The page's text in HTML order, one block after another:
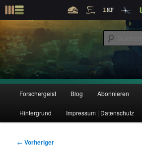
m
p
r
i
ä
Forschergeist
Der Interview-Podcast zu Bildung und
p
Z
u
Z
u
Forschergeist Blog Abonnieren
Hintergrund Impressum | Datenschutz
B
← Vorheriger